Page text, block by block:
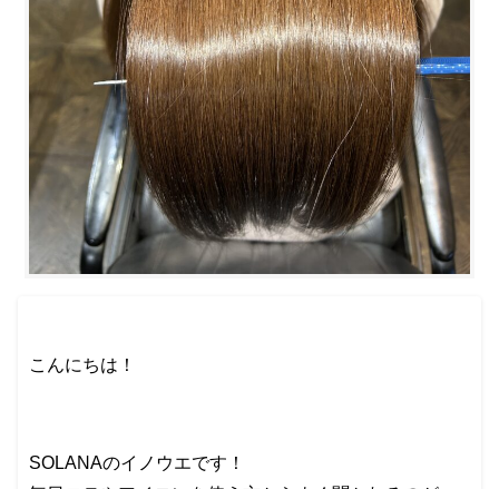
こんにちは！
SOLANAのイノウエです！